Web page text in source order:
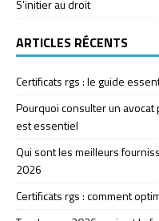
S'initier au droit
ARTICLES RÉCENTS
Certificats rgs : le guide
Pourquoi consulter un
est essentiel
Qui sont les meilleurs
2026
Certificats rgs : comment